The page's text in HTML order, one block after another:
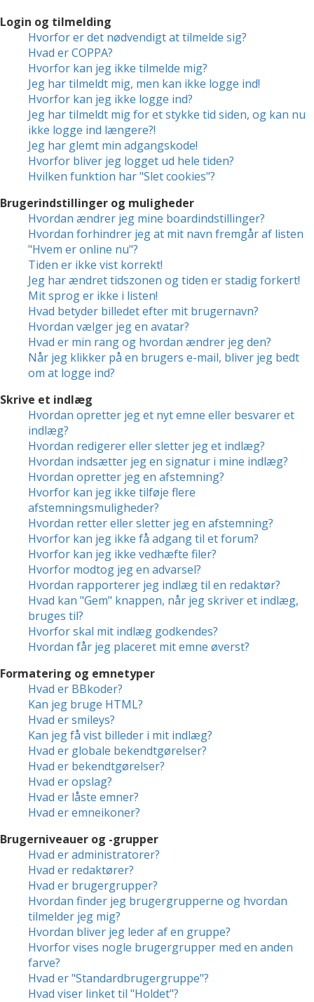
Login og tilmelding
Hvorfor er det nødvendigt at tilmelde sig?
Hvad er COPPA?
Hvorfor kan jeg ikke tilmelde mig?
Jeg har tilmeldt mig, men kan ikke logge ind!
Hvorfor kan jeg ikke logge ind?
Jeg har tilmeldt mig for et stykke tid siden, og kan nu
ikke logge ind længere?!
Jeg har glemt min adgangskode!
Hvorfor bliver jeg logget ud hele tiden?
Hvilken funktion har "Slet cookies"?
Brugerindstillinger og muligheder
Hvordan ændrer jeg mine boardindstillinger?
Hvordan forhindrer jeg at mit navn fremgår af listen
"Hvem er online nu"?
Tiden er ikke vist korrekt!
Jeg har ændret tidszonen og tiden er stadig forkert!
Mit sprog er ikke i listen!
Hvad betyder billedet efter mit brugernavn?
Hvordan vælger jeg en avatar?
Hvad er min rang og hvordan ændrer jeg den?
Når jeg klikker på en brugers e-mail, bliver jeg bedt
om at logge ind?
Skrive et indlæg
Hvordan opretter jeg et nyt emne eller besvarer et
indlæg?
Hvordan redigerer eller sletter jeg et indlæg?
Hvordan indsætter jeg en signatur i mine indlæg?
Hvordan opretter jeg en afstemning?
Hvorfor kan jeg ikke tilføje flere
afstemningsmuligheder?
Hvordan retter eller sletter jeg en afstemning?
Hvorfor kan jeg ikke få adgang til et forum?
Hvorfor kan jeg ikke vedhæfte filer?
Hvorfor modtog jeg en advarsel?
Hvordan rapporterer jeg indlæg til en redaktør?
Hvad kan "Gem" knappen, når jeg skriver et indlæg,
bruges til?
Hvorfor skal mit indlæg godkendes?
Hvordan får jeg placeret mit emne øverst?
Formatering og emnetyper
Hvad er BBkoder?
Kan jeg bruge HTML?
Hvad er smileys?
Kan jeg få vist billeder i mit indlæg?
Hvad er globale bekendtgørelser?
Hvad er bekendtgørelser?
Hvad er opslag?
Hvad er låste emner?
Hvad er emneikoner?
Brugerniveauer og -grupper
Hvad er administratorer?
Hvad er redaktører?
Hvad er brugergrupper?
Hvordan finder jeg brugergrupperne og hvordan
tilmelder jeg mig?
Hvordan bliver jeg leder af en gruppe?
Hvorfor vises nogle brugergrupper med en anden
farve?
Hvad er "Standardbrugergruppe"?
Hvad viser linket til "Holdet"?